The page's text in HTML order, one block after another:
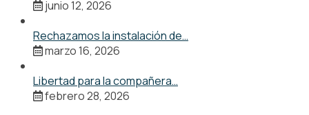
junio 12, 2026
Rechazamos la instalación de…
marzo 16, 2026
Libertad para la compañera…
febrero 28, 2026